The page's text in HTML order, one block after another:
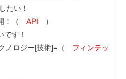
たい！
開！（API ）
です！
ノロジー[技術]=（ フィンテッ